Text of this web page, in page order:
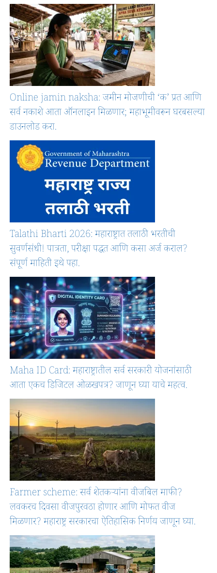
Online jamin naksha: जमीन मोजणीची ‘क’ प्रत आणि
सर्व नकाशे आता ऑनलाइन मिळणार; महाभूमीवरून घरबसल्या
डाउनलोड करा.
Talathi Bharti 2026: महाराष्ट्रात तलाठी भरतीची
सुवर्णसंधी! पात्रता, परीक्षा पद्धत आणि कसा अर्ज कराल?
संपूर्ण माहिती इथे पहा.
Maha ID Card: महाराष्ट्रातील सर्व सरकारी योजनांसाठी
आता एकच डिजिटल ओळखपत्र? जाणून घ्या याचे महत्व.
Farmer scheme: सर्व शेतकऱ्यांना वीजबिल माफी?
लवकरच दिवसा वीजपुरवठा होणार आणि मोफत वीज
मिळणार? महाराष्ट्र सरकारचा ऐतिहासिक निर्णय जाणून घ्या.